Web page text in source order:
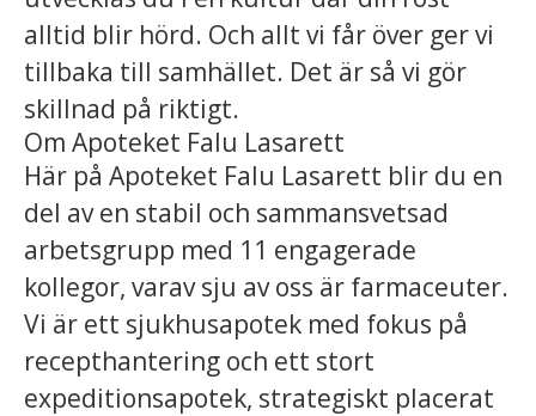
alltid blir hörd. Och allt vi får över ger vi
tillbaka till samhället. Det är så vi gör
skillnad på riktigt.
Om Apoteket Falu Lasarett
Här på Apoteket Falu Lasarett blir du en
del av en stabil och sammansvetsad
arbetsgrupp med 11 engagerade
kollegor, varav sju av oss är farmaceuter.
Vi är ett sjukhusapotek med fokus på
recepthantering och ett stort
expeditionsapotek, strategiskt placerat